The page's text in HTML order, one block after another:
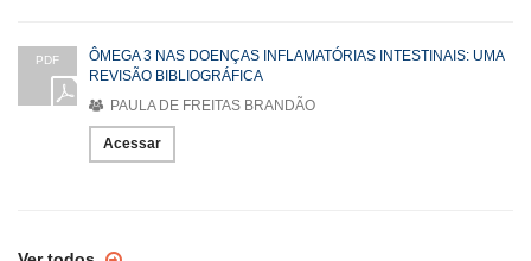
PDF
ÔMEGA 3 NAS DOENÇAS INFLAMATÓRIAS INTESTINAIS: UMA
REVISÃO BIBLIOGRÁFICA
PAULA DE FREITAS BRANDÃO
Acessar